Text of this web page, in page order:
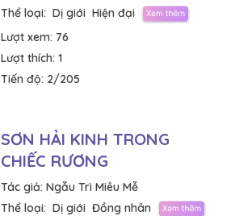
Thể loại: Dị giới Hiện đại
Lượt xem: 76
Lượt thích: 1
Tiến độ: 2/205
SƠN HẢI KINH TRONG
CHIẾC RƯƠNG
Tác giả: Ngẫu Trì Miêu Mễ
Thể loại: Dị giới Đồng nhân